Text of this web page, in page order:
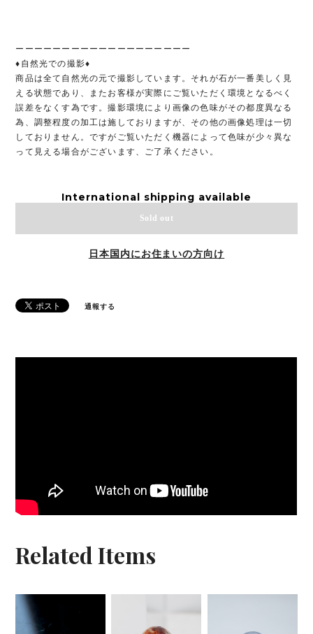
ーーーーーーーーーーーーーーーーーーー
♦︎自然光での撮影♦︎
商品は全て自然光の元で撮影しています。それが石が一番美しく見
える状態であり、またお客様が実際にご覧いただく環境となるべく
誤差をなくす為です。撮影環境により画像の色味がその都度異なる
為、調整程度の加工は施しておりますが、その他の画像処理は一切
しておりません。ですがご覧いただく機器によって色味が少々異な
って見える場合がございます、ご了承ください。
International shipping available
Sold out
日本国内にお住まいの方向け
通報する
Related Items